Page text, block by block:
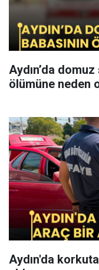
Aydın’da
ölümüne neden
Aydın'da korkutan yangın!